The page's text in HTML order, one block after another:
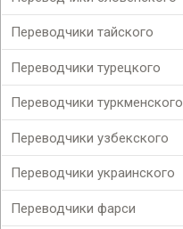
Переводчики тайского
Переводчики турецкого
Переводчики туркменского
Переводчики узбекского
Переводчики украинского
Переводчики фарси